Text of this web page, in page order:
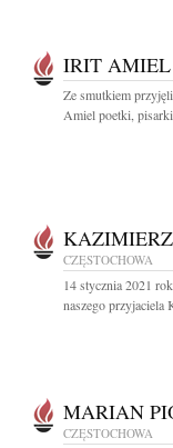
IRIT AMIEL
Ze smutkiem
Amiel poetki,
CZĘSTOCHOWA
14 stycznia 2021
naszego przyjaciela
MARIAN
CZĘSTOCHOWA